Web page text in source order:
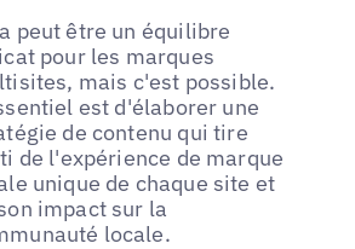
peut être un équilibre
pour les marques
mais c'est possible.
est d'élaborer une
de contenu qui tire
de l'expérience de marque
unique de chaque site et
impact sur la
locale.